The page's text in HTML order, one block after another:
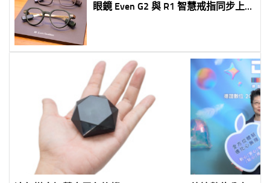
眼鏡 Even G2 與 R1 智慧戒指同步上
打造「Quiet Tech」全新智慧穿戴體驗